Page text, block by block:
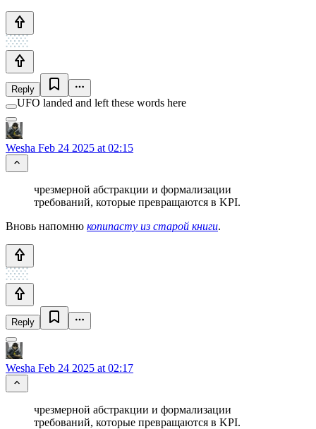
Reply
UFO landed and left these words here
Wesha Feb 24 2025 at 02:15
чрезмерной абстракции и формализации
требований, которые превращаются в KPI.
Вновь напомню копипасту из старой книги.
Reply
Wesha Feb 24 2025 at 02:17
чрезмерной абстракции и формализации
требований, которые превращаются в KPI.